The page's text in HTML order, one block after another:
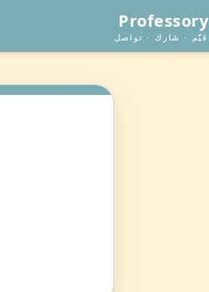
Professory
قيّم · شارك · تواصل